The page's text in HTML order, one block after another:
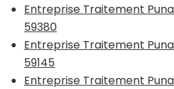
Entreprise Traitement
59380
Entreprise Traitement
59145
Entreprise Traitement